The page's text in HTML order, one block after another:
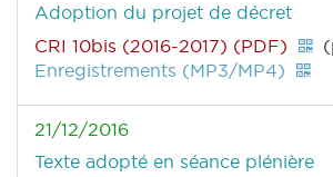
Adoption du projet de décret
CRI 10bis (2016-2017) (PDF)
Enregistrements (MP3/MP4)
21/12/2016
Texte adopté en séance plénière